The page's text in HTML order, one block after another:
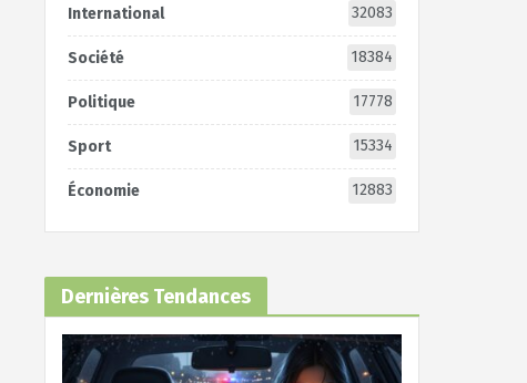
International 32083
Société 18384
Politique 17778
Sport 15334
Économie 12883
Dernières Tendances